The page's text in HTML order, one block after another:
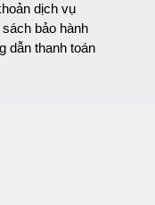
dịch vụ
bảo hành
dẫn thanh toán